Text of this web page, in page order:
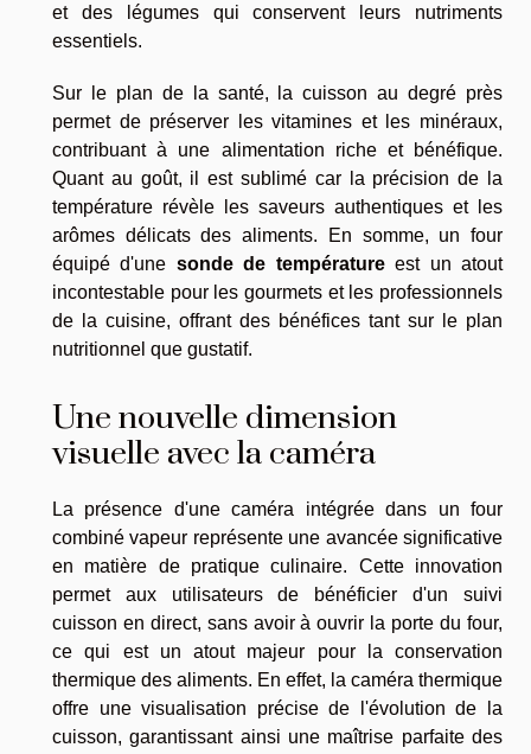
et des légumes qui conservent leurs nutriments
essentiels.
Sur le plan de la santé, la cuisson au degré près
permet de préserver les vitamines et les minéraux,
contribuant à une alimentation riche et bénéfique.
Quant au goût, il est sublimé car la précision de la
température révèle les saveurs authentiques et les
arômes délicats des aliments. En somme, un four
équipé d'une sonde de températureest un atout
incontestable pour les gourmets et les professionnels
de la cuisine, offrant des bénéfices tant sur le plan
nutritionnel que gustatif.
Une nouvelle dimension
visuelle avec la caméra
La présence d'une caméra intégrée dans un four
combiné vapeur représente une avancée significative
en matière de pratique culinaire. Cette innovation
permet aux utilisateurs de bénéficier d'un suivi
cuisson en direct, sans avoir à ouvrir la porte du four,
ce qui est un atout majeur pour la conservation
thermique des aliments. En effet, la caméra thermique
offre une visualisation précise de l'évolution de la
cuisson, garantissant ainsi une maîtrise parfaite des